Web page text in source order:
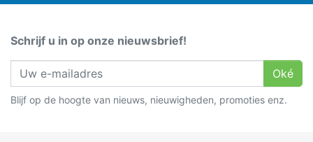
Schrijf u in op onze nieuwsbrief!
Oké
Blijf op de hoogte van nieuws, nieuwigheden, promoties enz.